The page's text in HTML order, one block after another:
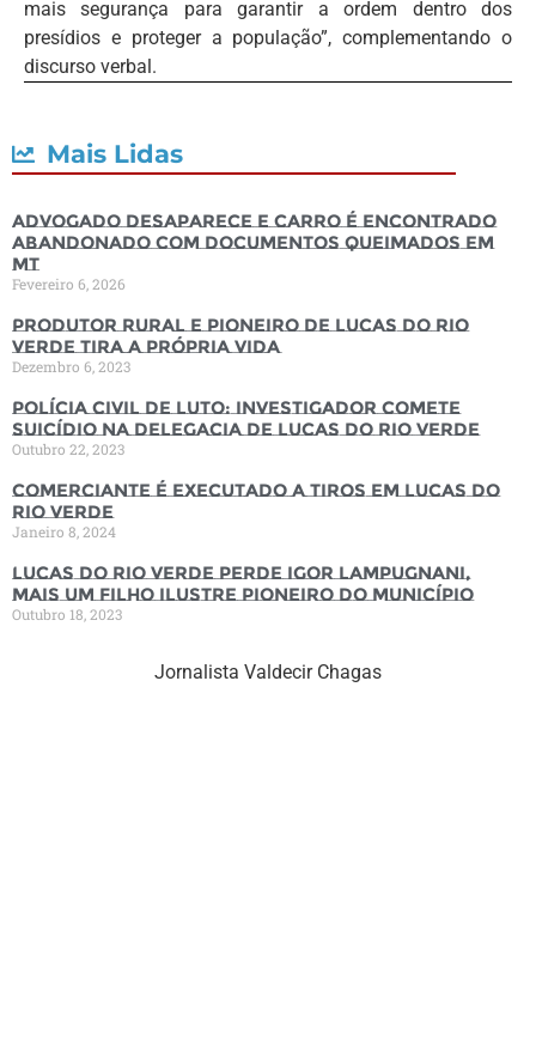
mais segurança para garantir a ordem dentro dos
presídios e proteger a população”, complementando o
discurso verbal.
Mais Lidas
Advogado desaparece e carro é encontrado
abandonado com documentos queimados em
MT
Fevereiro 6, 2026
Produtor rural e pioneiro de Lucas do Rio
Verde tira a própria vida
Dezembro 6, 2023
Polícia Civil de luto: Investigador comete
suicídio na Delegacia de Lucas do Rio Verde
Outubro 22, 2023
Comerciante é executado a tiros em Lucas do
Rio Verde
Janeiro 8, 2024
Lucas do Rio Verde perde Igor Lampugnani,
mais um filho ilustre pioneiro do município
Outubro 18, 2023
Jornalista Valdecir Chagas